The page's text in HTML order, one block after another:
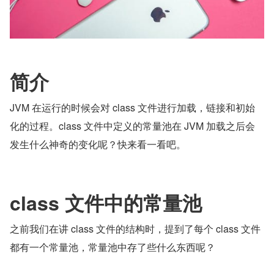
简介
JVM 在运行的时候会对 class 文件进行加载，链接和初始
化的过程。class 文件中定义的常量池在 JVM 加载之后会
发生什么神奇的变化呢？快来看一看吧。
class 文件中的常量池
之前我们在讲 class 文件的结构时，提到了每个 class 文件
都有一个常量池，常量池中存了些什么东西呢？